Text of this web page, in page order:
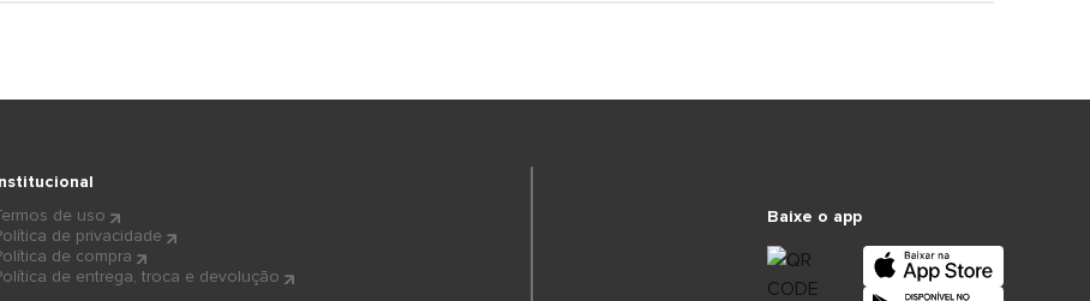
de uso
de privacidade
de compra
de entrega, troca e devolução
Baixe o app